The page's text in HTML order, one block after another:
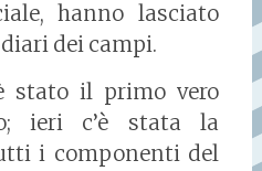
hanno lasciato
dei campi.
stato il primo vero
ieri c’è stata la
i componenti del